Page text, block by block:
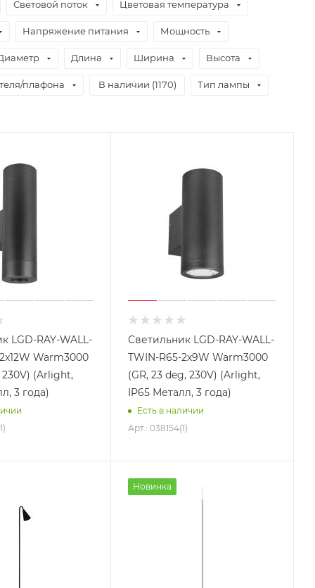
Световой поток Цветовая температура
Напряжение питания Мощность
Длина Ширина Высота
плафона В наличии (1170) Тип лампы
LGD-RAY-WALL-
Warm3000
230V) (Arlight,
3 года)
Светильник LGD-RAY-WALL-
TWIN-R65-2x9W Warm3000
(GR, 23 deg, 230V) (Arlight,
IP65 Металл, 3 года)
Есть в наличии
Арт.: 038154(1)
Новинка